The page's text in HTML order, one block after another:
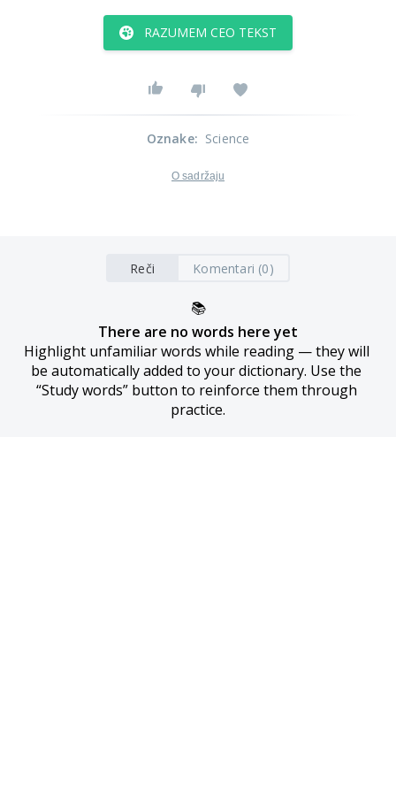
RAZUMEM CEO TEKST
Oznake: Science
O sadržaju
Reči Komentari (0)
📚
There are no words here yet
Highlight unfamiliar words while reading — they will
be automatically added to your dictionary. Use the
“Study words” button to reinforce them through
practice.